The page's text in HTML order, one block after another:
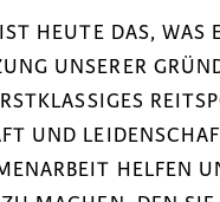
HEUTE DAS,
UNSERER
UND
HELFEN